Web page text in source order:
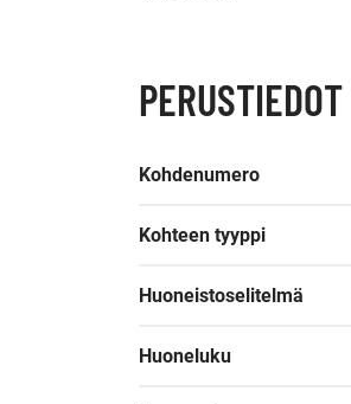
PERUSTIEDOT
Kohdenumero
Kohteen tyyppi
Huoneistoselitelmä
Huoneluku